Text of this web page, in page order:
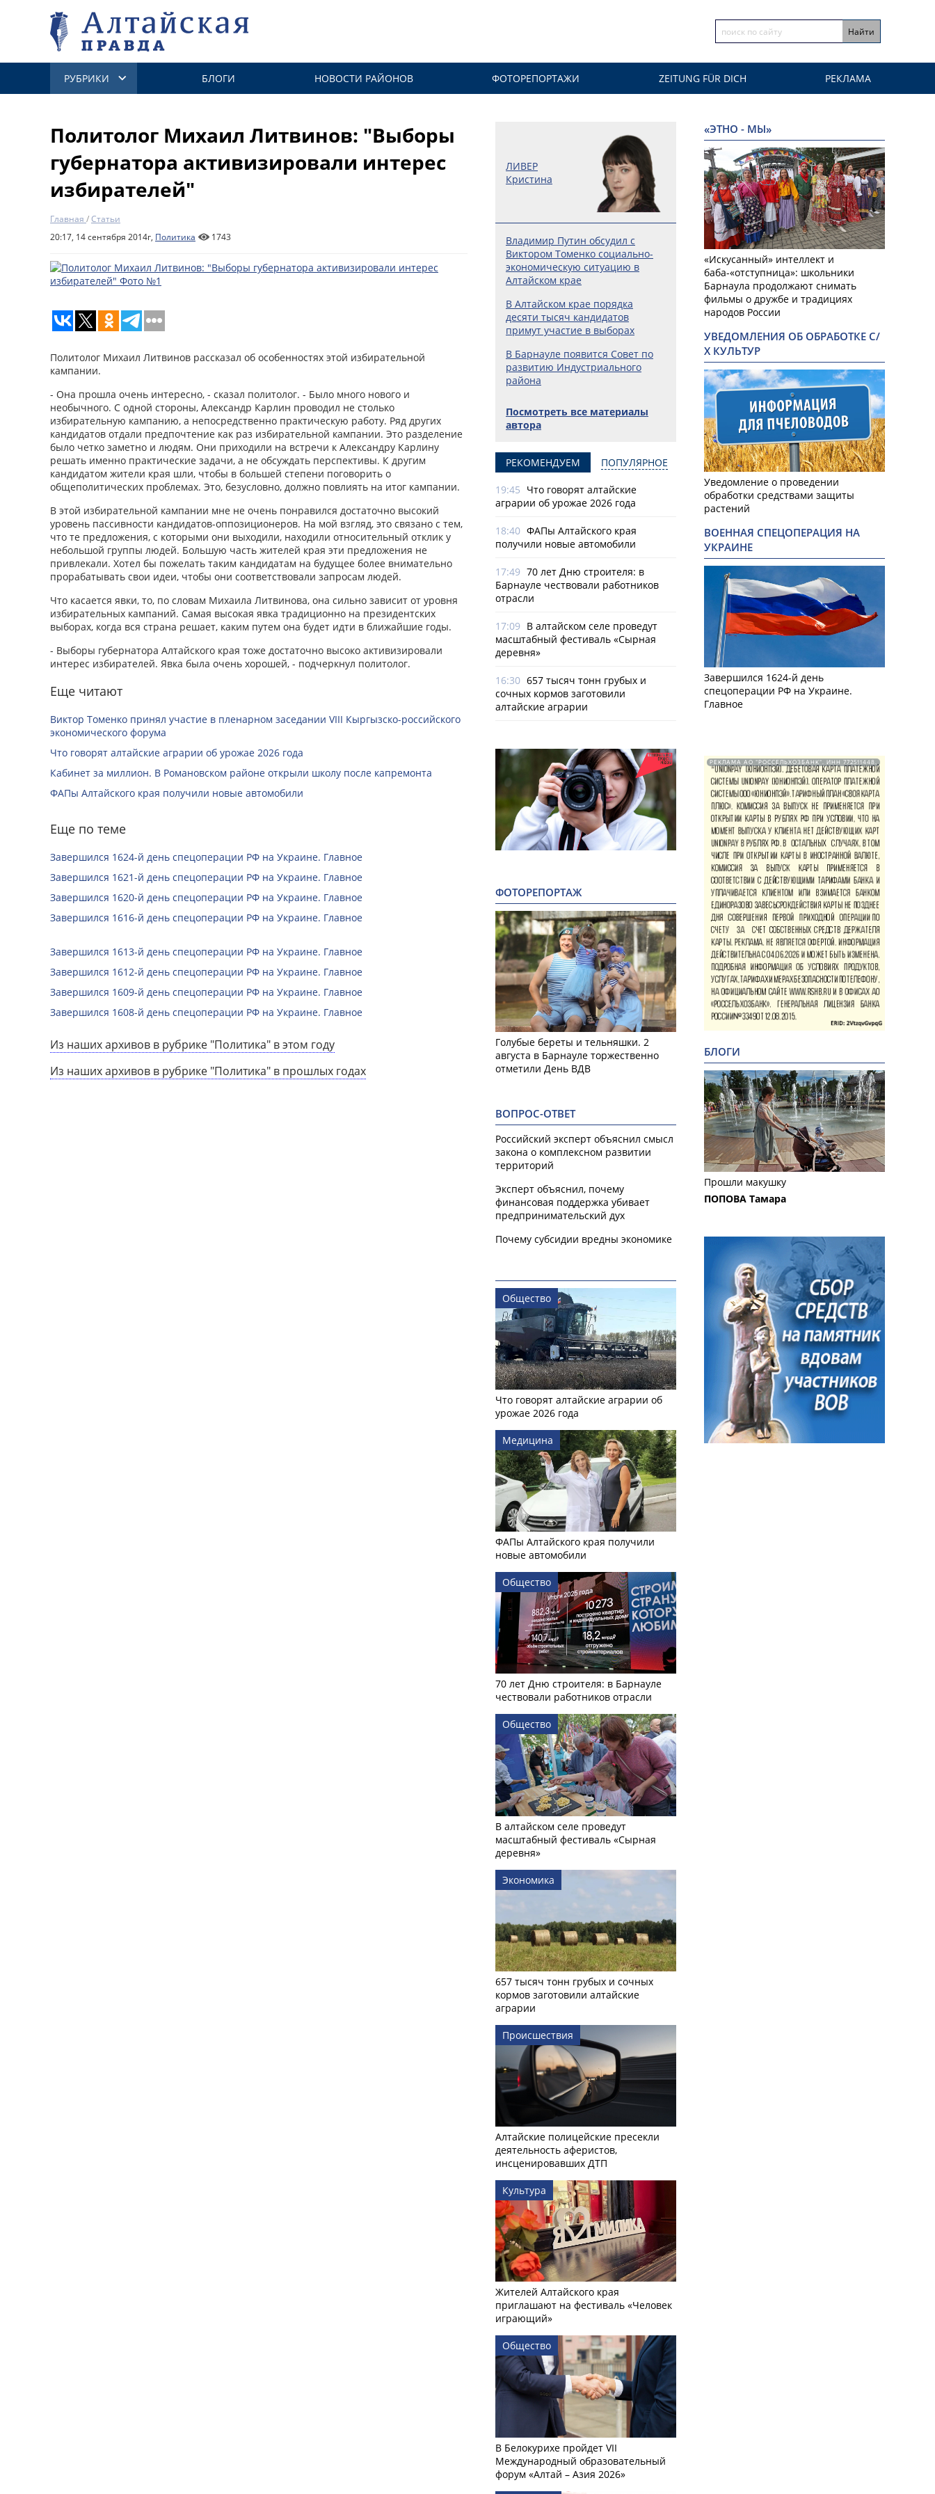
РУБРИКИ БЛОГИ НОВОСТИ РАЙОНОВ ФОТОРЕПОРТАЖИ ZEITUNG FÜR DICH РЕКЛАМА
Политолог Михаил Литвинов: "Выборы
губернатора активизировали интерес
избирателей"
Главная /Статьи
20:17, 14 сентября 2014г, Политика 1743
Политолог Михаил Литвинов рассказал об особенностях этой избирательной
кампании.
- Она прошла очень интересно, - сказал политолог. - Было много нового и
необычного. С одной стороны, Александр Карлин проводил не столько
избирательную кампанию, а непосредственно практическую работу. Ряд других
кандидатов отдали предпочтение как раз избирательной кампании. Это разделение
было четко заметно и людям. Они приходили на встречи к Александру Карлину
решать именно практические задачи, а не обсуждать перспективы. К другим
кандидатом жители края шли, чтобы в большей степени поговорить о
общеполитических проблемах. Это, безусловно, должно повлиять на итог кампании.
В этой избирательной кампании мне не очень понравился достаточно высокий
уровень пассивности кандидатов-оппозиционеров. На мой взгляд, это связано с тем,
что те предложения, с которыми они выходили, находили относительный отклик у
небольшой группы людей. Большую часть жителей края эти предложения не
привлекали. Хотел бы пожелать таким кандидатам на будущее более внимательно
прорабатывать свои идеи, чтобы они соответствовали запросам людей.
Что касается явки, то, по словам Михаила Литвинова, она сильно зависит от уровня
избирательных кампаний. Самая высокая явка традиционно на президентских
выборах, когда вся страна решает, каким путем она будет идти в ближайшие годы.
- Выборы губернатора Алтайского края тоже достаточно высоко активизировали
интерес избирателей. Явка была очень хорошей, - подчеркнул политолог.
Еще читают
Виктор Томенко принял участие в пленарном заседании VIII Кыргызско-российского
экономического форума
Что говорят алтайские аграрии об урожае 2026 года
Кабинет за миллион. В Романовском районе открыли школу после капремонта
ФАПы Алтайского края получили новые автомобили
Еще по теме
Завершился 1624-й день спецоперации РФ на Украине. Главное
Завершился 1621-й день спецоперации РФ на Украине. Главное
Завершился 1620-й день спецоперации РФ на Украине. Главное
Завершился 1616-й день спецоперации РФ на Украине. Главное
Завершился 1613-й день спецоперации РФ на Украине. Главное
Завершился 1612-й день спецоперации РФ на Украине. Главное
Завершился 1609-й день спецоперации РФ на Украине. Главное
Завершился 1608-й день спецоперации РФ на Украине. Главное
Из наших архивов в рубрике "Политика" в этом году
Из наших архивов в рубрике "Политика" в прошлых годах
ЛИВЕР
Кристина
Владимир Путин обсудил с
Виктором Томенко социально-
экономическую ситуацию в
Алтайском крае
В Алтайском крае порядка
десяти тысяч кандидатов
примут участие в выборах
В Барнауле появится Совет по
развитию Индустриального
района
Посмотреть все материалы
автора
РЕКОМЕНДУЕМ ПОПУЛЯРНОЕ
19:45 Что говорят алтайские
аграрии об урожае 2026 года
18:40 ФАПы Алтайского края
получили новые автомобили
17:49 70 лет Дню строителя: в
Барнауле чествовали работников
отрасли
17:09 В алтайском селе проведут
масштабный фестиваль «Сырная
деревня»
16:30 657 тысяч тонн грубых и
сочных кормов заготовили
алтайские аграрии
ФОТОРЕПОРТАЖ
Голубые береты и тельняшки. 2
августа в Барнауле торжественно
отметили День ВДВ
ВОПРОС-ОТВЕТ
Российский эксперт объяснил смысл
закона о комплексном развитии
территорий
Эксперт объяснил, почему
финансовая поддержка убивает
предпринимательский дух
Почему субсидии вредны экономике
Общество
Что говорят алтайские аграрии об
урожае 2026 года
Медицина
ФАПы Алтайского края получили
новые автомобили
Общество
70 лет Дню строителя: в Барнауле
чествовали работников отрасли
Общество
В алтайском селе проведут
масштабный фестиваль «Сырная
деревня»
Экономика
657 тысяч тонн грубых и сочных
кормов заготовили алтайские
аграрии
Происшествия
Алтайские полицейские пресекли
деятельность аферистов,
инсценировавших ДТП
Культура
Жителей Алтайского края
приглашают на фестиваль «Человек
играющий»
Общество
В Белокурихе пройдет VII
Международный образовательный
форум «Алтай – Азия 2026»
«ЭТНО - МЫ»
«Искусанный» интеллект и
баба-«отступница»: школьники
Барнаула продолжают снимать
фильмы о дружбе и традициях
народов России
УВЕДОМЛЕНИЯ ОБ ОБРАБОТКЕ С/
Х КУЛЬТУР
Уведомление о проведении
обработки средствами защиты
растений
ВОЕННАЯ СПЕЦОПЕРАЦИЯ НА
УКРАИНЕ
Завершился 1624-й день
спецоперации РФ на Украине.
Главное
РЕКЛАМА АО "РОССЕЛЬХОЗБАНК". ИНН 772511448.
БЛОГИ
Прошли макушку
ПОПОВА Тамара